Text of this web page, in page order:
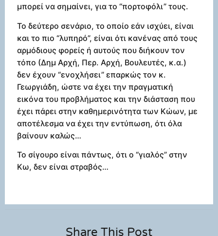
μπορεί να σημαίνει, για το “πορτοφόλι” τους.
Το δεύτερο σενάριο, το οποίο εάν ισχύει, είναι
και το πιο “λυπηρό”, είναι ότι κανένας από τους
αρμόδιους φορείς ή αυτούς που διήκουν τον
τόπο (Δημ Αρχή, Περ. Αρχή, Βουλευτές, κ.α.)
δεν έχουν “ενοχλήσει” επαρκώς τον κ.
Γεωργιάδη, ώστε να έχει την πραγματική
εικόνα του προβλήματος και την διάσταση που
έχει πάρει στην καθημερινότητα των Κώων, με
αποτέλεσμα να έχει την εντύπωση, ότι όλα
βαίνουν καλώς…
Το σίγουρο είναι πάντως, ότι ο “γιαλός” στην
Κω, δεν είναι στραβός…
Share This Post